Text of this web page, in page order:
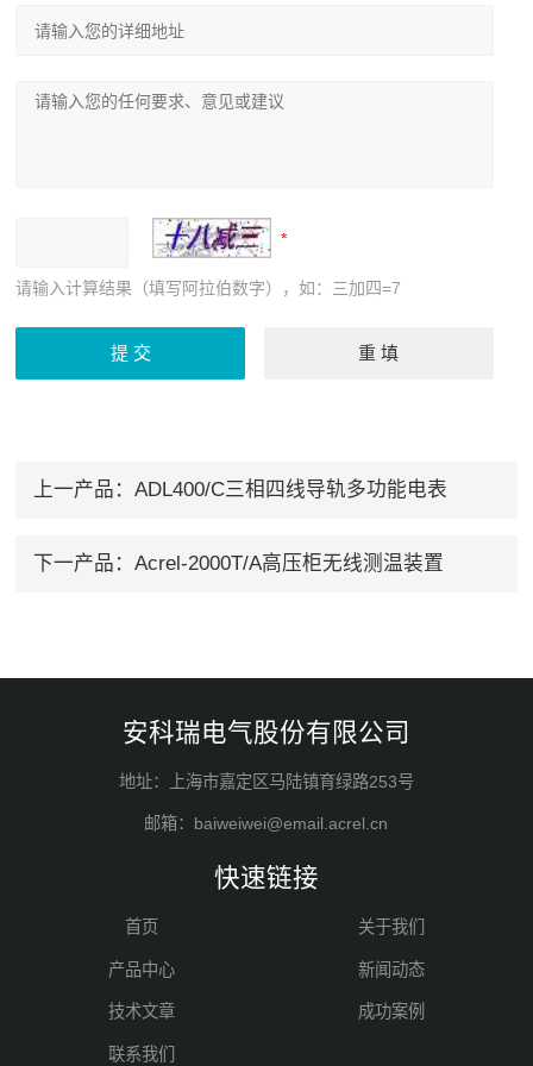
请输入计算结果（填写阿拉伯数字），如：三加四=7
上一产品： ADL400/C三相四线导轨多功能电表
下一产品： Acrel-2000T/A高压柜无线测温装置
安科瑞电气股份有限公司
地址：上海市嘉定区马陆镇育绿路253号
邮箱：baiweiwei@email.acrel.cn
快速链接
首页 关于我们
产品中心 新闻动态
技术文章 成功案例
联系我们